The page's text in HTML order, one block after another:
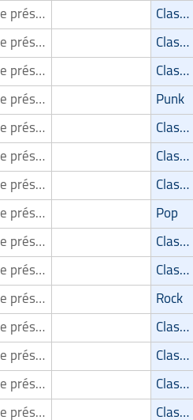
se présente Classic
se présente Classic
se présente Classic
se présente Punk
se présente Classic
se présente Classic
se présente Classic
se présente Pop
se présente Classic
se présente Classic
se présente Rock
se présente Classic
se présente Classic
se présente Classic
se présente Classic